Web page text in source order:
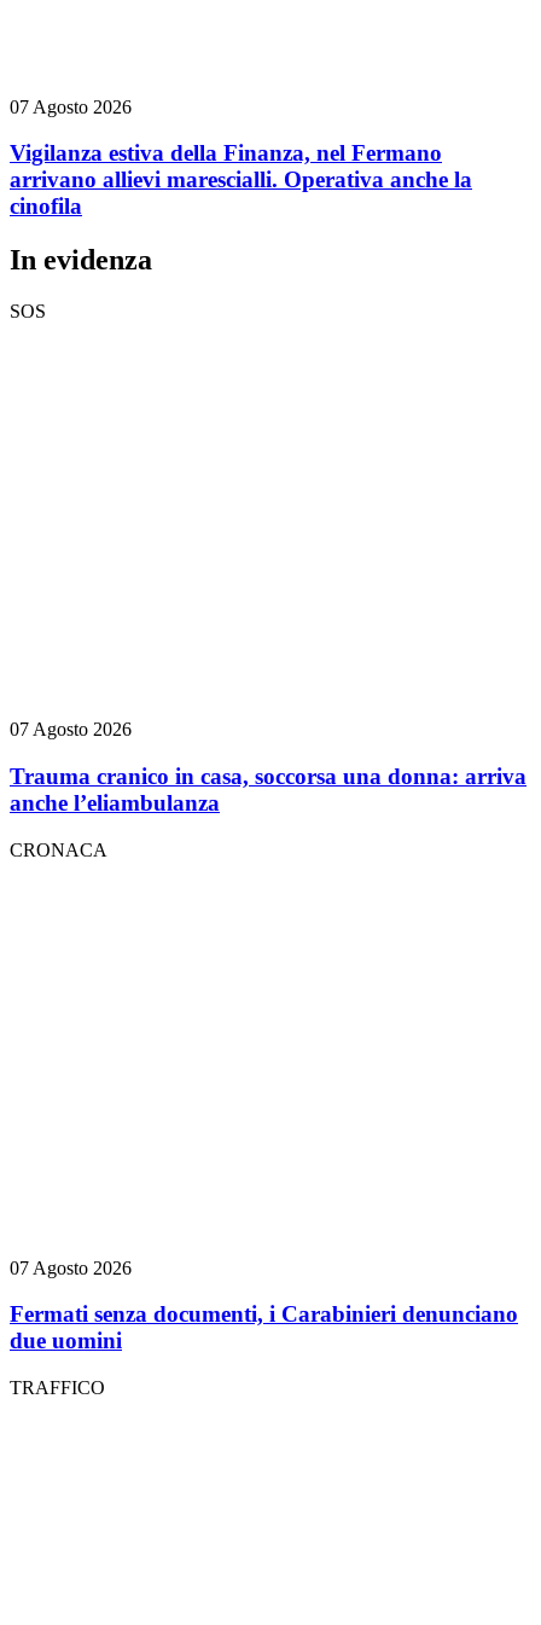
07 Agosto 2026
Vigilanza estiva della Finanza, nel Fermano
arrivano allievi marescialli. Operativa anche la
cinofila
In evidenza
SOS
07 Agosto 2026
Trauma cranico in casa, soccorsa una donna: arriva
anche l’eliambulanza
CRONACA
07 Agosto 2026
Fermati senza documenti, i Carabinieri denunciano
due uomini
TRAFFICO